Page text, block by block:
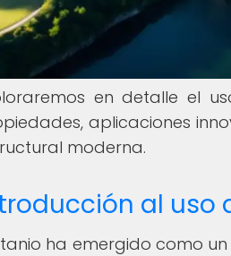
en detalle el
aplicaciones
moderna.
al uso
ha emergido como